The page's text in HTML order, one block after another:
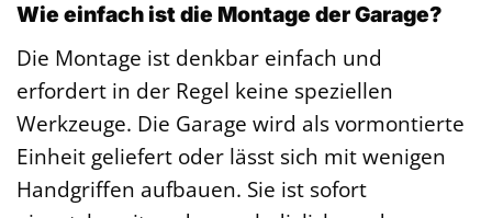
Wie einfach ist die Montage der Garage?
Die Montage ist denkbar einfach und
erfordert in der Regel keine speziellen
Werkzeuge. Die Garage wird als vormontierte
Einheit geliefert oder lässt sich mit wenigen
Handgriffen aufbauen. Sie ist sofort